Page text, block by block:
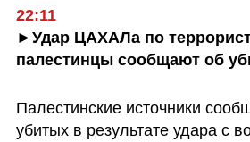
22:11
►Удар ЦАХАЛа по
палестинцы сообщают об
Палестинские источники
убитых в результате удара с